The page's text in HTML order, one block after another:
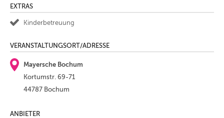
EXTRAS
Kinderbetreuung
VERANSTALTUNGSORT/ADRESSE
Mayersche Bochum
Kortumstr. 69-71
44787 Bochum
ANBIETER